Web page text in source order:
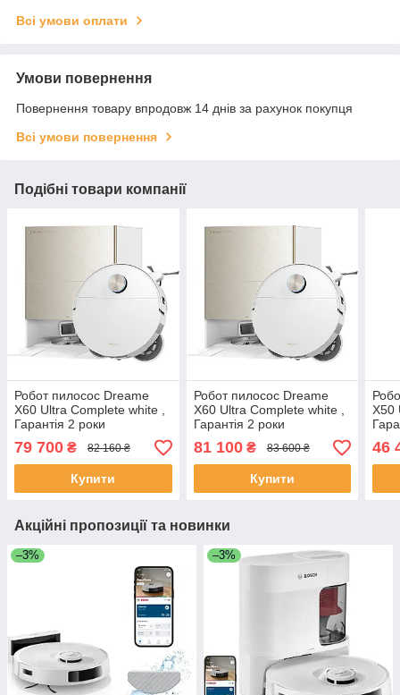
Всі умови оплати
Умови повернення
Повернення товару впродовж 14 днів за рахунок покупця
Всі умови повернення
Подібні товари компанії
Робот пилосос Dreame
X60 Ultra Complete white ,
Гарантія 2 роки
79 700 ₴ 82 160 ₴
Купити
Робот пилосос Dreame
X60 Ultra Complete white ,
Гарантія 2 роки
81 100₴ 83 600 ₴
Купити
X50
46
Акційні пропозиції та новинки
–3% –3%